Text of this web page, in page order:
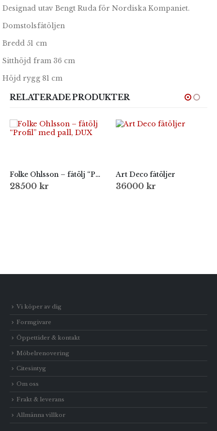
Designad utav Bengt Ruda för Nordiska Kompaniet.
Domstolsfåtöljen
Bredd 51 cm
Sitthöjd fram 36 cm
Höjd rygg 81 cm
RELATERADE PRODUKTER
Folke Ohlsson – fåtölj “Profil” med pall, DUX
28500 kr
Art Deco fåtöljer
36000 kr
Vi köper av dig
Formgivare
Öppettider & kontakt
Möbelrenovering
Citesintyg
Om oss
Frakt & leverans
Allmänna villkor